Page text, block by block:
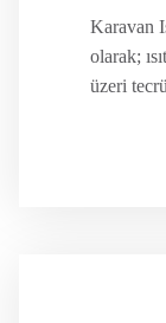
Karavan
olarak;
üzeri